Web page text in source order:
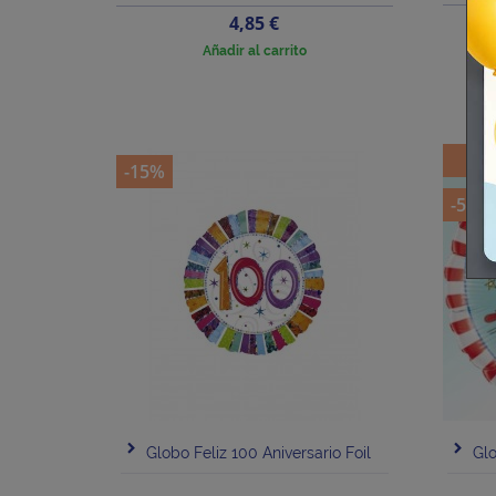
Precio
4,85 €
Añadir al carrito
Globo Feliz 100 Aniversario Foil
-15%
-5%